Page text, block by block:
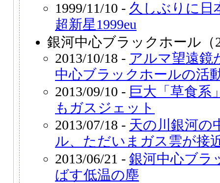
1999/11/10 - 久しぶりに日
超新星1999eu
銀河中心ブラックホール（
2013/10/18 - アルマ望遠鏡
中心ブラックホールの活
2013/09/10 - 巨大「草食系
もガスジェット
2013/07/18 - 天の川銀河の
ル、ただいまガス雲が接
2013/06/21 - 銀河中心ブラ
ばす低温の塵